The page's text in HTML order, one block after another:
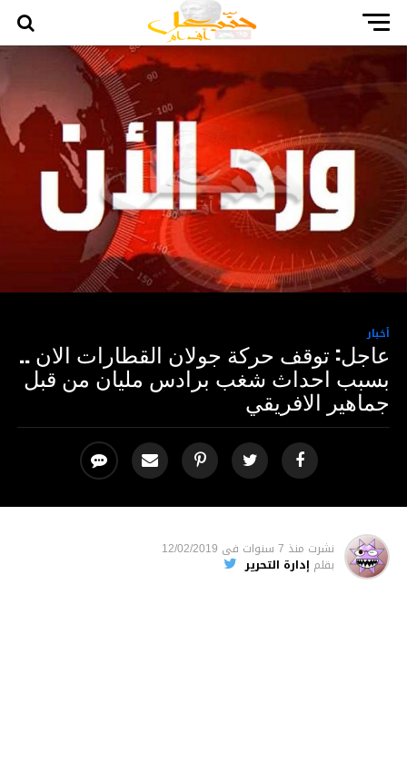
أخبار
عاجل: توقف حركة جولان القطارات الان ..
بسبب احداث شغب برادس مليان من قبل
جماهير الافريقي
نشرت منذ 7 سنوات فى 12/02/2019
بقلم إدارة التحرير